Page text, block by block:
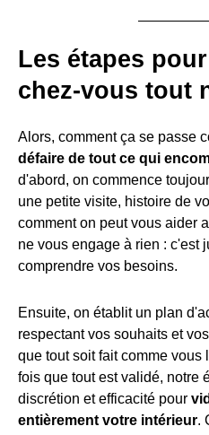
Les étapes
chez-vous tout
Alors, comment ça se passe
défaire de tout ce qui
d'abord, on commence
une petite visite, histoire de
comment on peut vous aider
ne vous engage à rien : c'est
comprendre vos besoins.
Ensuite, on établit un plan
respectant vos souhaits et
que tout soit fait comme vous
fois que tout est validé, notre
discrétion et efficacité pour
entièrement votre intérieur.